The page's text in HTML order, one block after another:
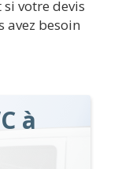
votre devis
avez besoin
à